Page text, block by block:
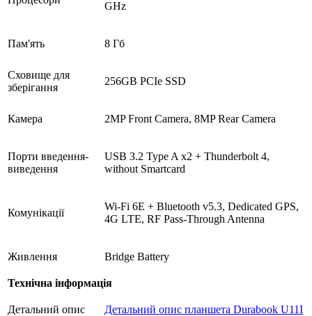
GHz
Пам'ять 8 Гб
Сховище для
зберігання
256GB PCIe SSD
Камера 2MP Front Camera, 8MP Rear Camera
Порти введення-
виведення
USB 3.2 Type A x2 + Thunderbolt 4,
without Smartcard
Комунікації
Wi-Fi 6E + Bluetooth v5.3, Dedicated GPS,
4G LTE, RF Pass-Through Antenna
Живлення Bridge Battery
Технічна інформація
Детальний опис Детальний опис планшета Durabook U11I